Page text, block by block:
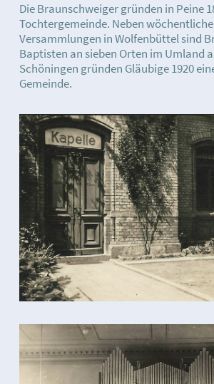
Die Braunschweiger gründen in Peine
Tochtergemeinde. Neben
Versammlungen in Wolfenbüttel sind
Baptisten an sieben Orten im Umland
Schöningen gründen Gläubige 1920
Gemeinde.